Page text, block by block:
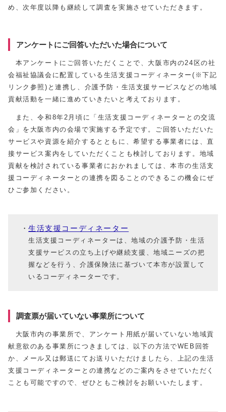
め、次年度以降も継続して調査を実施させていただきます。
アンケートにご回答いただいた場合について
本アンケートにご回答いただくことで、大阪市内の24区の社
会福祉協議会に配置している生活支援コーディネーター(※下記
リンク参照)と連携し、介護予防・生活支援サービスなどの地域
貢献活動を一緒に進めていきたいと考えております。
また、令和8年2月頃に「生活支援コーディネーターとの交流
会」を大阪市内の会場で実施する予定です。ご回答いただいた
サービスや資源を紹介するとともに、希望する事業者には、直
接サービス案内をしていただくことも検討しております。地域
貢献を検討されている事業者におかれましては、本市の生活支
援コーディネーターとの連携を図ることのできるこの機会にぜ
ひご参加ください。
生活支援コーディネーター
生活支援コーディネーターは、地域の介護予防・生活
支援サービスの立ち上げや継続支援、地域ニーズの把
握などを行う、介護保険法に基づいて本市が設置して
いるコーディネーターです。
調査票が届いていない事業所について
大阪市内の事業所で、アンケート用紙が届いていない地域貢
献意欲のある事業所につきましては、以下の方法でWEB回答
か、メール又は郵送にてお送りいただけましたら、上記の生活
支援コーディネーターとの連携などのご案内をさせていただく
ことも可能ですので、ぜひともご検討をお願いいたします。